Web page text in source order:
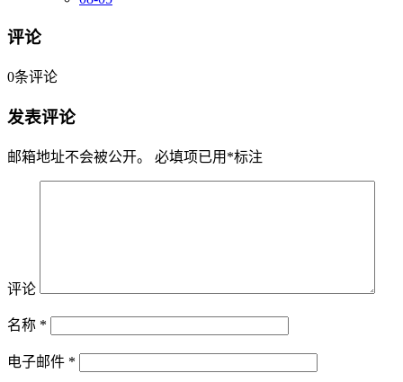
评论
0条评论
发表评论
邮箱地址不会被公开。 必填项已用 *标注
评论
名称 *
电子邮件 *